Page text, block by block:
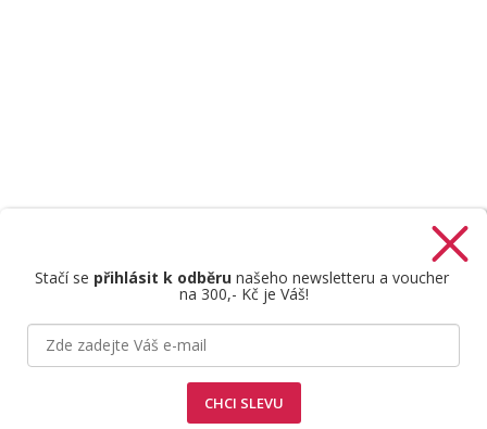
Stačí se přihlásit k odběrunašeho newsletteru a voucher
na 300,- Kč je Váš!
CHCI SLEVU